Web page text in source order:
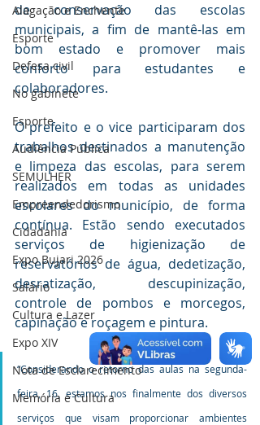
Alagação e Enchente
Esporte
Defesa civil
No gabinete
Esporte
Audiência Pública
SEMULHER
Empreendedorismo
Cidadania
Expo Bujari 2026
Salário
Cultura e Lazer
Expo XIV
Nota de Esclarecimento
Memória e Cultura
de conservação das escolas
municipais, a fim de mantê-las em
bom estado e promover mais
conforto para estudantes e
colaboradores.
O prefeito e o vice participaram dos
trabalhos destinados a manutenção
e limpeza das escolas, para serem
realizados em todas as unidades
escolares do município, de forma
contínua. Estão sendo executados
serviços de higienização de
reservatórios de água, dedetização,
desratização, descupinização,
controle de pombos e morcegos,
capinação e roçagem e pintura.
“Considerando o retorno das aulas na segunda-
feira, 16, estamos nos finalmente dos diversos
serviços que visam proporcionar ambientes